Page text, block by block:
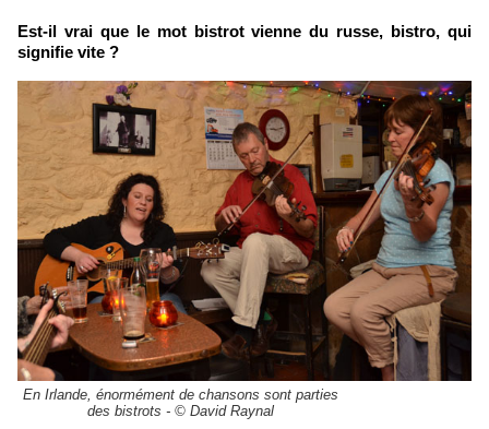
Est-il vrai que le mot bistrot vienne du russe, bistro, qui
signifie vite ?
En Irlande, énormément de chansons sont parties
des bistrots - © David Raynal